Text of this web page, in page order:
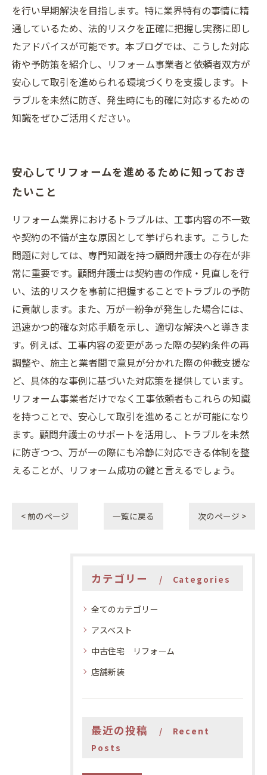
を行い早期解決を目指します。特に業界特有の事情に精
通しているため、法的リスクを正確に把握し実務に即し
たアドバイスが可能です。本ブログでは、こうした対応
術や予防策を紹介し、リフォーム事業者と依頼者双方が
安心して取引を進められる環境づくりを支援します。ト
ラブルを未然に防ぎ、発生時にも的確に対応するための
知識をぜひご活用ください。
安心してリフォームを進めるために知っておき
たいこと
リフォーム業界におけるトラブルは、工事内容の不一致
や契約の不備が主な原因として挙げられます。こうした
問題に対しては、専門知識を持つ顧問弁護士の存在が非
常に重要です。顧問弁護士は契約書の作成・見直しを行
い、法的リスクを事前に把握することでトラブルの予防
に貢献します。また、万が一紛争が発生した場合には、
迅速かつ的確な対応手順を示し、適切な解決へと導きま
す。例えば、工事内容の変更があった際の契約条件の再
調整や、施主と業者間で意見が分かれた際の仲裁支援な
ど、具体的な事例に基づいた対応策を提供しています。
リフォーム事業者だけでなく工事依頼者もこれらの知識
を持つことで、安心して取引を進めることが可能になり
ます。顧問弁護士のサポートを活用し、トラブルを未然
に防ぎつつ、万が一の際にも冷静に対応できる体制を整
えることが、リフォーム成功の鍵と言えるでしょう。
< 前のページ 一覧に戻る 次のページ >
カテゴリー Categories
全てのカテゴリー
アスベスト
中古住宅 リフォーム
店舗新装
最近の投稿
Recent
Posts